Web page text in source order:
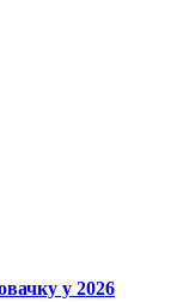
у 2026